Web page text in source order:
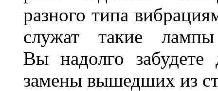
разного типа
служат такие
Вы надолго забудете
замены вышедших из